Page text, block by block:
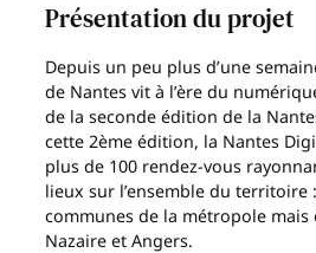
Présentation du projet
Depuis un peu plus d’une
de Nantes vit à l’ère du
de la seconde édition de la
cette 2ème édition, la Nantes
plus de 100 rendez-vous
lieux sur l’ensemble du territoire
communes de la métropole mais
Nazaire et Angers.